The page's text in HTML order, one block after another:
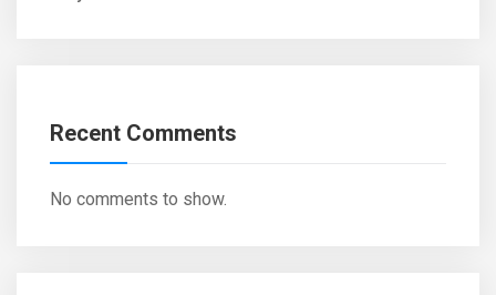
Recent Comments
No comments to show.